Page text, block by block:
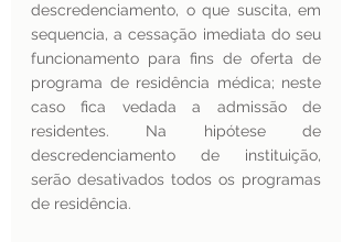
descredenciamento, o que suscita, em
sequencia, a cessação imediata do seu
funcionamento para fins de oferta de
programa de residência médica; neste
caso fica vedada a admissão de
residentes. Na hipótese de
descredenciamento de instituição,
serão desativados todos os programas
de residência.